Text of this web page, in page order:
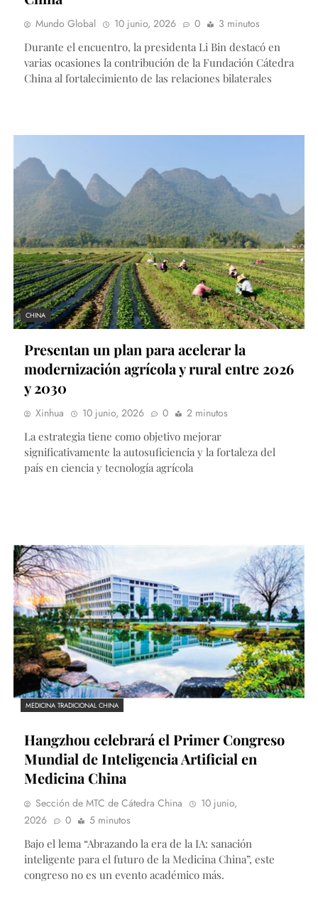
Mundo Global 10 junio, 2026 0
3 minutos
Durante el encuentro, la presidenta Li Bin destacó en
varias ocasiones la contribución de la Fundación Cátedra
China al fortalecimiento de las relaciones bilaterales
CHINA
Presentan un plan para acelerar la
modernización agrícola y rural entre 2026
y 2030
Xinhua 10 junio, 2026 0
2 minutos
La estrategia tiene como objetivo mejorar
significativamente la autosuficiencia y la fortaleza del
país en ciencia y tecnología agrícola
MEDICINA TRADICIONAL CHINA
Hangzhou celebrará el Primer Congreso
Mundial de Inteligencia Artificial en
Medicina China
Sección de MTC de Cátedra China
10 junio,
2026
0
5 minutos
Bajo el lema “Abrazando la era de la IA: sanación
inteligente para el futuro de la Medicina China”, este
congreso no es un evento académico más.